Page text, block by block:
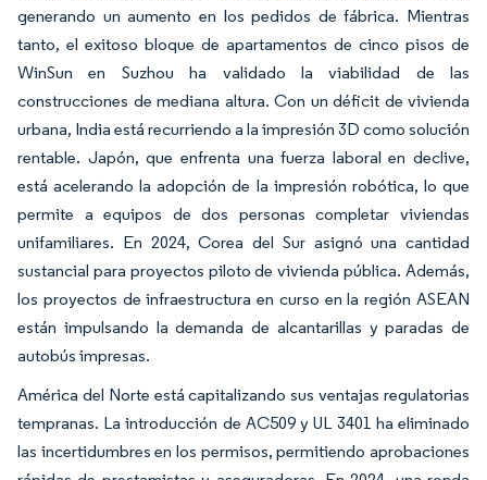
generando un aumento en los pedidos de fábrica. Mientras
tanto, el exitoso bloque de apartamentos de cinco pisos de
WinSun en Suzhou ha validado la viabilidad de las
construcciones de mediana altura. Con un déficit de vivienda
urbana, India está recurriendo a la impresión 3D como solución
rentable. Japón, que enfrenta una fuerza laboral en declive,
está acelerando la adopción de la impresión robótica, lo que
permite a equipos de dos personas completar viviendas
unifamiliares. En 2024, Corea del Sur asignó una cantidad
sustancial para proyectos piloto de vivienda pública. Además,
los proyectos de infraestructura en curso en la región ASEAN
están impulsando la demanda de alcantarillas y paradas de
autobús impresas.
América del Norte está capitalizando sus ventajas regulatorias
tempranas. La introducción de AC509 y UL 3401 ha eliminado
las incertidumbres en los permisos, permitiendo aprobaciones